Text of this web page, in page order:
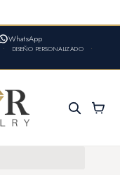
WhatsApp
• DISEÑO PERSONALIZADO
•